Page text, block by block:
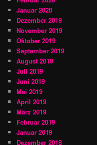
Januar 2020
Dezember 2019
November 2019
Oktober 2019
September 2019
August 2019
Juli 2019
Juni 2019
Mai 2019
April 2019
März 2019
Februar 2019
Januar 2019
Dezember 2018